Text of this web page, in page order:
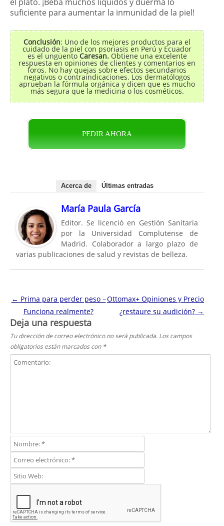
suficiente para aumentar la inmunidad de la piel!
Conclusión: Uno de los mejores productos para el
cuidado de la piel con psoriasis en Perú y Ecuador
es el ungüento Caresan.Obtiene una excelente
respuesta en opiniones de clientes y comentarios en
foros. No hay quejas sobre efectos secundarios
negativos o contraindicaciones. Los dermatólogos
aprueban la fórmula orgánica y dicen que es mucho
más segura que la medicina o los cosméticos.
PEDIR AHORA
Acerca de Últimas entradas
María Paula García
Editor. Se licenció en Gestión Sanitaria
por la Universidad Complutense de
Madrid. Colaborador a largo plazo de
varias publicaciones de salud y revistas de belleza.
Navegación de entradas
← Prima para perder peso –
Funciona realmente?
Ottomax+ Opiniones y Precio
¿restaure su audición? →
Deja una respuesta
Tu dirección de correo electrónico no será publicada. Los campos
obligatorios están marcados con *